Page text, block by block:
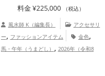
料金 ¥225,000 （税込）
風水師 K（編集長）
アクセサリ
ー, ファッションアイテム 金色,
馬・午年（うまどし） , 2026年（令和8